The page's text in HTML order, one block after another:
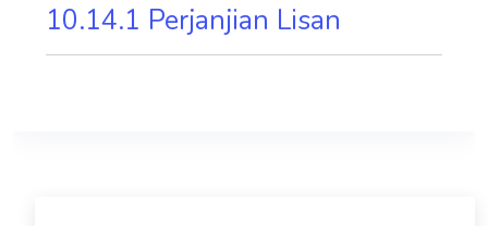
10.14.1 Perjanjian Lisan